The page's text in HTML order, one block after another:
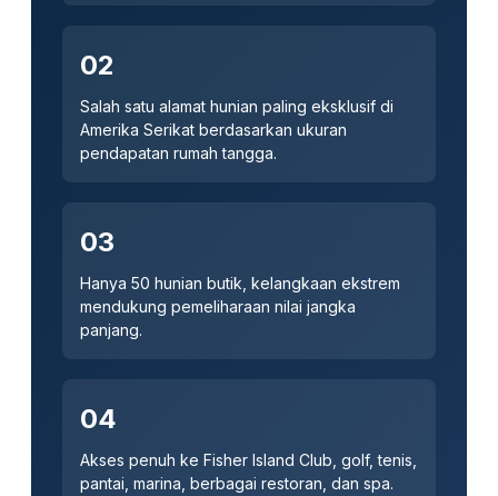
02
Salah satu alamat hunian paling eksklusif di
Amerika Serikat berdasarkan ukuran
pendapatan rumah tangga.
03
Hanya 50 hunian butik, kelangkaan ekstrem
mendukung pemeliharaan nilai jangka
panjang.
04
Akses penuh ke Fisher Island Club, golf, tenis,
pantai, marina, berbagai restoran, dan spa.